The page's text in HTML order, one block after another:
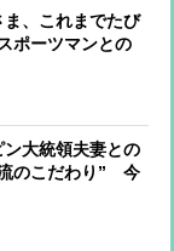
、これまでたび
ポーツマンとの
の試合で大は
大統領夫妻との
のこだわり” 今
でも年2回以